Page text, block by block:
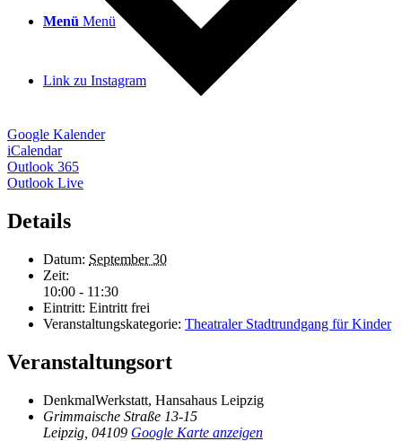
Menü Menü
Link zu Instagram
Google Kalender
iCalendar
Outlook 365
Outlook Live
Details
Datum: September 30
Zeit:
10:00 - 11:30
Eintritt: Eintritt frei
Veranstaltungskategorie: Theatraler Stadtrundgang für Kinder
Veranstaltungsort
DenkmalWerkstatt, Hansahaus Leipzig
Grimmaische Straße 13-15
Leipzig 04109 Google Karte anzeigen